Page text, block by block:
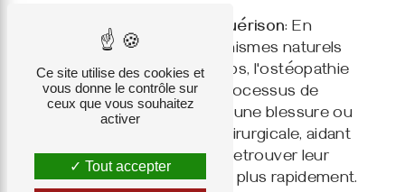
Promotion de la guérison: En
stimulant les mécanismes naturels
de guérison du corps, l'ostéopathie
peut accélérer le processus de
récupération après une blessure ou
une intervention chirurgicale, aidant
ainsi les animaux à retrouver leur
santé et leur vitalité plus rapidement.
Ce site utilise des cookies et
vous donne le contrôle sur
ceux que vous souhaitez
activer
Tout accepter